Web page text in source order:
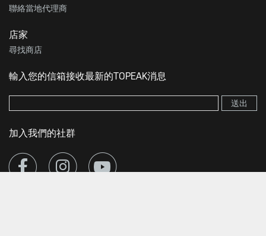
聯絡當地代理商
店家
尋找商店
輸入您的信箱接收最新的TOPEAK消息
送出
加入我們的社群